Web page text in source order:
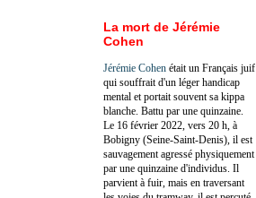
La mort de Jérémie
Cohen
Jérémie Cohen était un Français juif
qui souffrait d'un léger handicap
mental et portait souvent sa kippa
blanche. Battu par une quinzaine.
Le 16 février 2022, vers 20 h, à
Bobigny (Seine-Saint-Denis), il est
sauvagement agressé physiquement
par une quinzaine d'individus. Il
parvient à fuir, mais en traversant